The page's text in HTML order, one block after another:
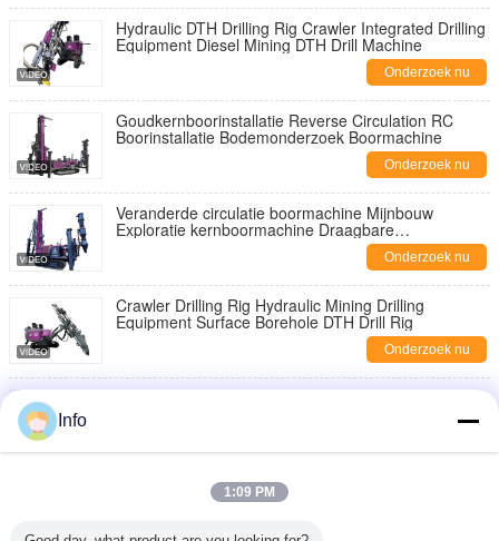
Hydraulic DTH Drilling Rig Crawler Integrated Drilling
Equipment Diesel Mining DTH Drill Machine
Onderzoek nu
Goudkernboorinstallatie Reverse Circulation RC
Boorinstallatie Bodemonderzoek Boormachine
Onderzoek nu
Veranderde circulatie boormachine Mijnbouw
Exploratie kernboormachine Draagbare
Onderzoek nu
Crawler Drilling Rig Hydraulic Mining Drilling
Equipment Surface Borehole DTH Drill Rig
Onderzoek nu
R22 R25 R28 R32 R38 R38 T38 T45 T51 slijtvast
Info
1:09 PM